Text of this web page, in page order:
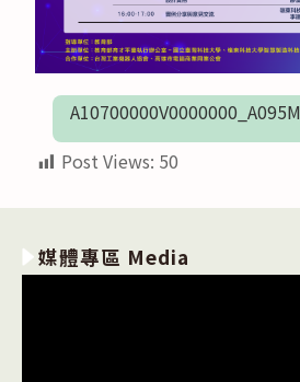
Post Views: 50
媒體專區 Media